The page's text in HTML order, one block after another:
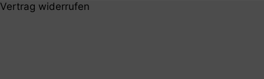
Vertrag widerrufen